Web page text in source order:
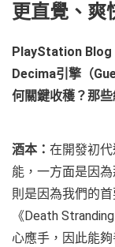
更直覺、爽
PlayStation Blog
Decima引擎（
何關鍵收穫？那
酒本： 在開發初
能，一方面是因
則是因為我們的
《Death
心應手，因此能